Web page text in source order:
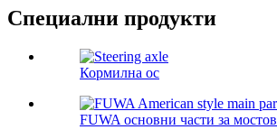
Специални продукти
Кормилна ос
FUWA основни части за